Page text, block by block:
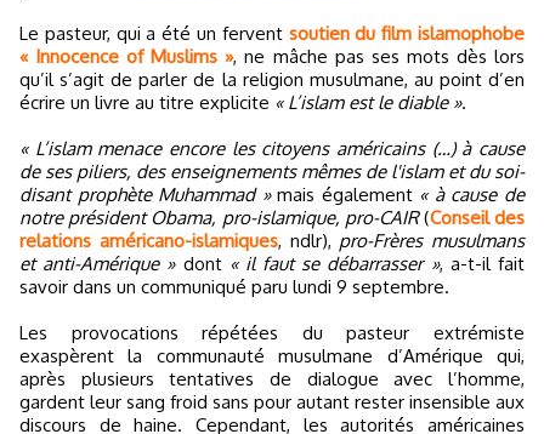
Le pasteur, qui a été un fervent soutien du film islamophobe
« Innocence of Muslims », ne mâche pas ses mots dès lors
qu’il s’agit de parler de la religion musulmane, au point d’en
écrire un livre au titre explicite « L’islam est le diable ».
« L’islam menace encore les citoyens américains (…) à cause
de ses piliers, des enseignements mêmes de l'islam et du soi-
disant prophète Muhammad »mais également « à cause de
notre président Obama, pro-islamique, pro-CAIR(Conseil des
relations américano-islamiques, ndlr), pro-Frères musulmans
et anti-Amérique »dont « il faut se débarrasser », a-t-il fait
savoir dans un communiqué paru lundi 9 septembre.
Les provocations répétées du pasteur extrémiste
exaspèrent la communauté musulmane d’Amérique qui,
après plusieurs tentatives de dialogue avec l’homme,
gardent leur sang froid sans pour autant rester insensible aux
discours de haine. Cependant, les autorités américaines